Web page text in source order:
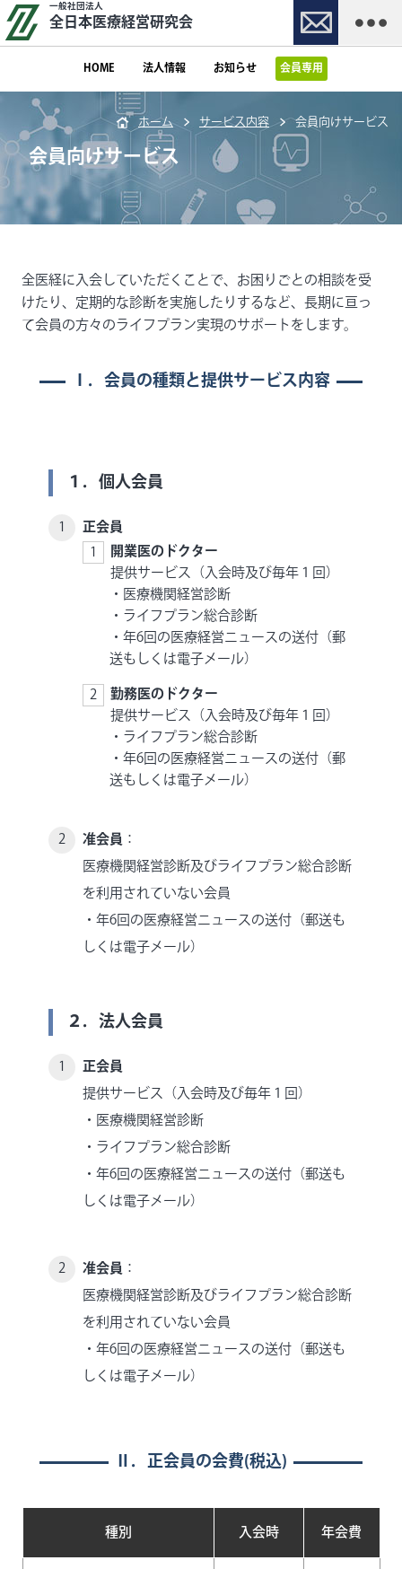
一般社団法人
全日本医療経営研究会
HOME 法人情報 お知らせ 会員専用
会員向けサービス
ホーム サービス内容 会員向けサービス
全医経に入会していただくことで、お困りごとの相談を受
けたり、定期的な診断を実施したりするなど、長期に亘っ
て会員の方々のライフプラン実現のサポートをします。
Ⅰ．会員の種類と提供サービス内容
１．個人会員
正会員
開業医のドクター
提供サービス（入会時及び毎年１回）
・医療機関経営診断
・ライフプラン総合診断
・年6回の医療経営ニュースの送付（郵
送もしくは電子メール）
勤務医のドクター
提供サービス（入会時及び毎年１回）
・ライフプラン総合診断
・年6回の医療経営ニュースの送付（郵
送もしくは電子メール）
准会員：
医療機関経営診断及びライフプラン総合診断
を利用されていない会員
・年6回の医療経営ニュースの送付（郵送も
しくは電子メール）
２．法人会員
正会員
提供サービス（入会時及び毎年１回）
・医療機関経営診断
・ライフプラン総合診断
・年6回の医療経営ニュースの送付（郵送も
しくは電子メール）
准会員：
医療機関経営診断及びライフプラン総合診断
を利用されていない会員
・年6回の医療経営ニュースの送付（郵送も
しくは電子メール）
Ⅱ．正会員の会費(税込)
種別 入会時 年会費